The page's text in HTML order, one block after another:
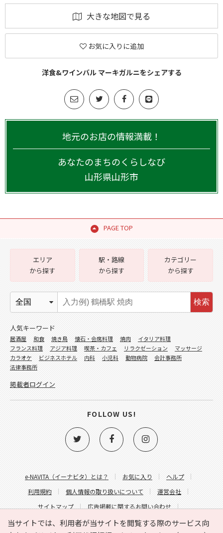
大きな地図で見る
お気に入りに追加
洋食&ワインバル マーキガルニをシェアする
地元のお店の情報満載！
あなたのまちのくらしなび
山形県山形市
PAGE TOP
当サイトでは、利用者が当サイトを閲覧する際のサービス向
e-NAVITA（イーナビタ）とは？ お気に入り
ヘルプ
利用規約
個人情報の取り扱いについて
運営会社
サイトマップ
広告掲載に関するお問い合わせ
サイトの内容に関するお問い合わせ
エリア
から探す
駅・路線
から探す
カテゴリー
から探す
検索
人気キーワード
居酒屋 和食 焼き鳥 懐石・会席料理 焼肉
イタリア料理
フランス料理
アジア料理 喫茶・カフェ リラクゼーション
マッサージ
カラオケ
ビジネスホテル 内科 小児科 動物病院
会計事務所
法律事務所
掲載者ログイン
FOLLOW US!